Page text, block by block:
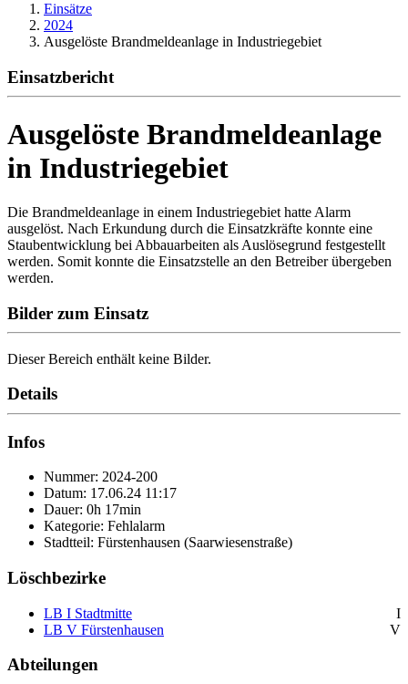
Einsätze
2024
Ausgelöste Brandmeldeanlage in Industriegebiet
Einsatzbericht
Ausgelöste Brandmeldeanlage
in Industriegebiet
Die Brandmeldeanlage in einem Industriegebiet hatte Alarm
ausgelöst. Nach Erkundung durch die Einsatzkräfte konnte eine
Staubentwicklung bei Abbauarbeiten als Auslösegrund festgestellt
werden. Somit konnte die Einsatzstelle an den Betreiber übergeben
werden.
Bilder zum Einsatz
Dieser Bereich enthält keine Bilder.
Details
Infos
Nummer: 2024-200
Datum: 17.06.24 11:17
Dauer: 0h 17min
Kategorie: Fehlalarm
Stadtteil: Fürstenhausen (Saarwiesenstraße)
Löschbezirke
LB I Stadtmitte
I
LB V Fürstenhausen
V
Abteilungen